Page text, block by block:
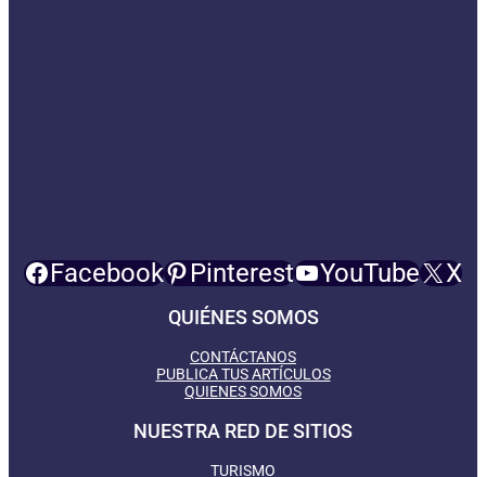
Facebook Pinterest YouTube X
QUIÉNES SOMOS
CONTÁCTANOS
PUBLICA TUS ARTÍCULOS
QUIENES SOMOS
NUESTRA RED DE SITIOS
TURISMO